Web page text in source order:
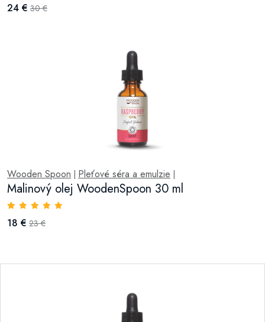
24 € 30 €
Wooden Spoon | Pleťové séra a emulzie |
Malinový olej WoodenSpoon 30 ml
18 € 23 €